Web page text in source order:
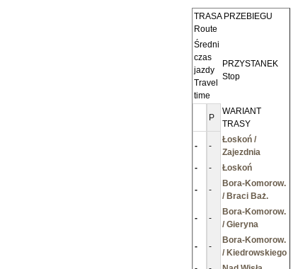
TRASA PRZEBIEGU
Route
Średni
czas
jazdy
Travel
time
PRZYSTANEK
Stop
P
WARIANT
TRASY
- -
Łoskoń /
Zajezdnia
-
- Łoskoń
- -
Bora-Komorow.
/ Braci Baż.
- -
Bora-Komorow.
/ Gieryna
- -
Bora-Komorow.
/ Kiedrowskiego